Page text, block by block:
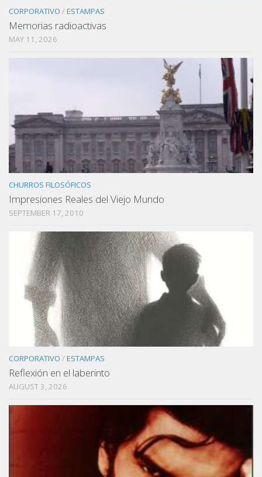
CORPORATIVO /ESTAMPAS
Memorias radioactivas
MAY 11, 2026
CHURROS FILOSÓFICOS
Impresiones Reales del Viejo Mundo
SEPTEMBER 17, 2010
CORPORATIVO /ESTAMPAS
Reflexión en el laberinto
AUGUST 3, 2026